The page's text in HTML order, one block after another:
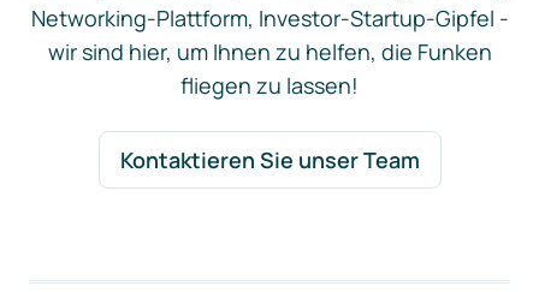
Networking-Plattform, Investor-Startup-Gipfel -
wir sind hier, um Ihnen zu helfen, die Funken
fliegen zu lassen!
Kontaktieren Sie unser Team